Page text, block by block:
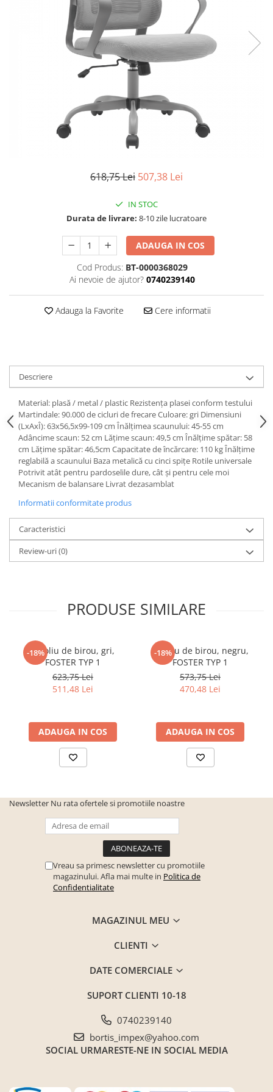
Set mobilier Living
Seturi masa +scaune dining
Seturi dormitoare complete
Suporturi saltea/Somiere/Gratii
618,75 Lei 507,38 Lei
IN STOC
Durata de livrare: 8-10 zile lucratoare
ADAUGA IN COS
Cod Produs: BT-0000368029
Ai nevoie de ajutor? 0740239140
Adauga la Favorite Cere informatii
Descriere
Material: plasă / metal / plastic Rezistenţa plasei conform testului
Martindale: 90.000 de cicluri de frecare Culoare: gri Dimensiuni
(LxAxÎ): 63x56,5x99-109 cm Înălţimea scaunului: 45-55 cm
Adâncime scaun: 52 cm Lăţime scaun: 49,5 cm Înălţime spătar: 58
cm Lăţime spătar: 46,5cm Capacitate de încărcare: 110 kg Înălţime
reglabilă a scaunului Baza metalică cu cinci spiţe Rotile universale
Potrivit atât pentru pardoselile dure, cât şi pentru cele moi
Mecanism de balansare Livrat dezasamblat
Informatii conformitate produs
Caracteristici
Review-uri(0)
PRODUSE SIMILARE
-18%
Fotoliu de birou, gri,
FOSTER TYP 1
623,75 Lei
511,48 Lei
ADAUGA IN COS
-18%
Fotoliu de birou, negru,
FOSTER TYP 1
573,75 Lei
470,48 Lei
ADAUGA IN COS
Newsletter Nu rata ofertele si promotiile noastre
Vreau sa primesc newsletter cu promotiile
magazinului. Afla mai multe in Politica de
Confidentialitate
MAGAZINUL MEU
CLIENTI
DATE COMERCIALE
SUPORT CLIENTI 10-18
0740239140
bortis_impex@yahoo.com
SOCIAL URMARESTE-NE IN SOCIAL MEDIA